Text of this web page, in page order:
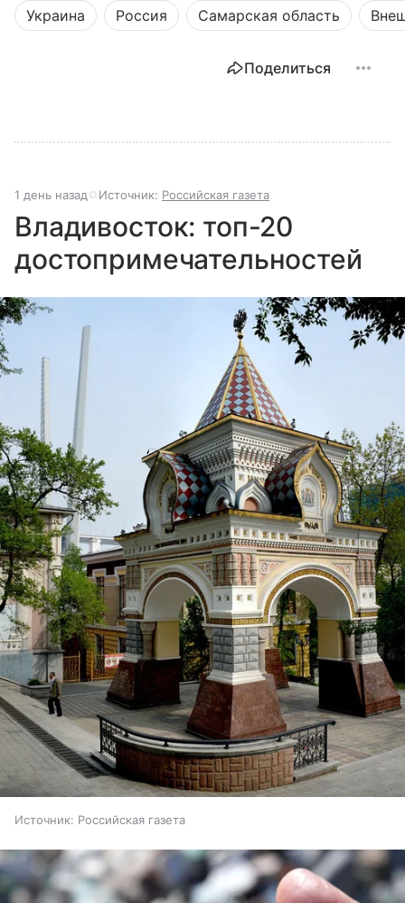
Украина Россия Самарская область
Поделиться
1 день назад Источник: Российская газета
Владивосток: топ-20
достопримечательностей
Источник: Российская газета